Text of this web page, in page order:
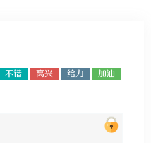
不错 高兴 给力
加油